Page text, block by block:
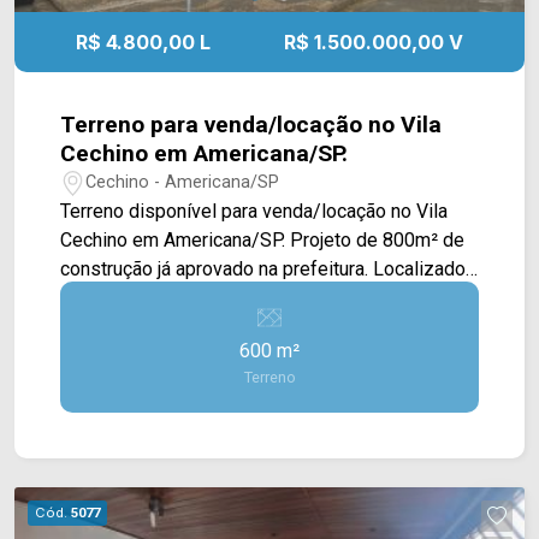
R$ 4.800,00 L R$ 1.500.000,00 V
Terreno para venda/locação no Vila
Cechino em Americana/SP.
Cechino - Americana/SP
Terreno disponível para venda/locação no Vila
Cechino em Americana/SP. Projeto de 800m² de
construção já aprovado na prefeitura. Localizado
próximo à Rua Fortunato Faraone, região com
grande movimentação e comércios em geral.
Para saber mais sobre o imóvel ou para agendar
uma visita, entre em contato conosco: WhatsApp
Arbix: (19) 97169-1100 ou Telefone Arbix: (19)
600 m²
Terreno
Cód. 5077